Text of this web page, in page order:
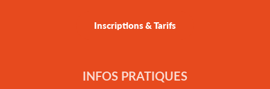
Inscriptions & Tarifs
INFOS PRATIQUES